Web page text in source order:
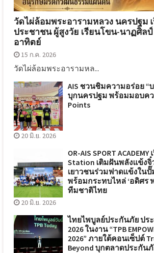
วัดไผ่ล้อมพระอารามหลวง นครปฐม
ประชาชน ผู้สูงวัย เรียนโขน-นาฏศิล
อาทิตย์
15 ก.ค. 2026
วัดไผ่ล้อมพระอารามหล...
AIS ชวนชิมความอร่อย “
บุกนครปฐม พร้อมมอบคว
Points
20 มิ.ย. 2026
OR-AIS SPORT
Station เติมฝันพลังแข้งจิ๋
เยาวชนร่วมฟาดแข้งในปั๊
พร้อมกระทบไหล่ ‘อดิศร
ทีมชาติไทย
20 มิ.ย. 2026
ไทยไพบูลย์ประกันภัย ปร
2026 ในงาน “TPB
2026” ภายใต้คอนเซ็ปต์
Beyond บุกตลาดประกัน